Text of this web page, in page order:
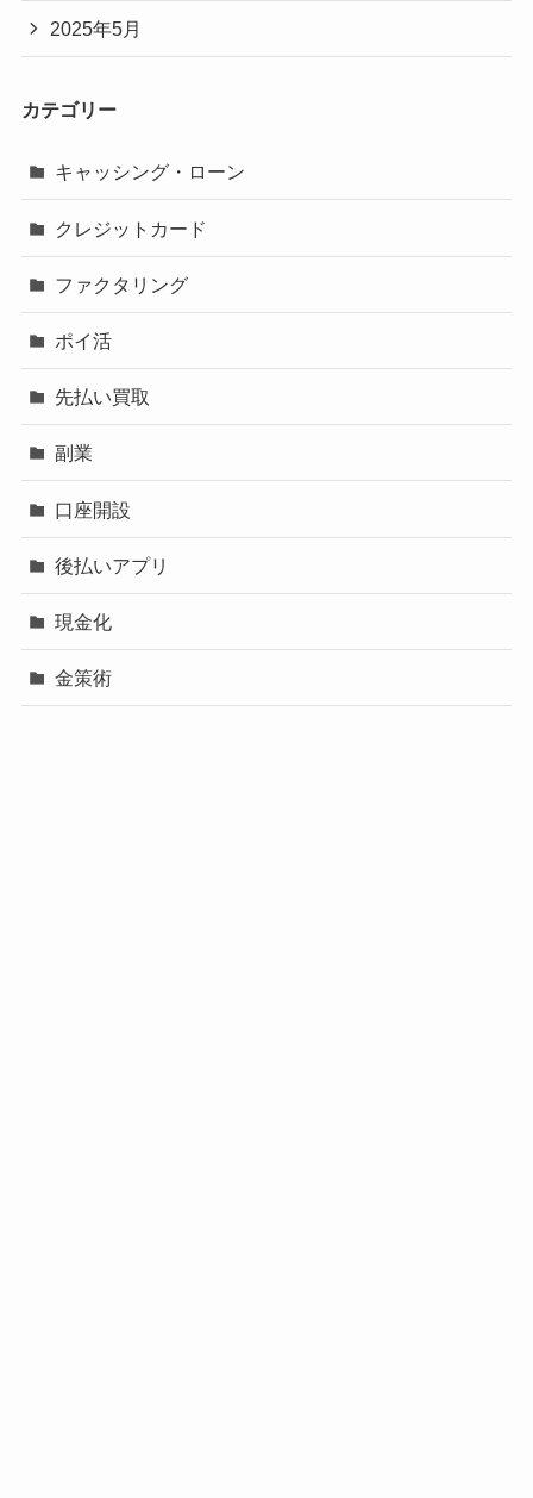
2025年5月
カテゴリー
キャッシング・ローン
クレジットカード
ファクタリング
ポイ活
先払い買取
副業
口座開設
後払いアプリ
現金化
金策術